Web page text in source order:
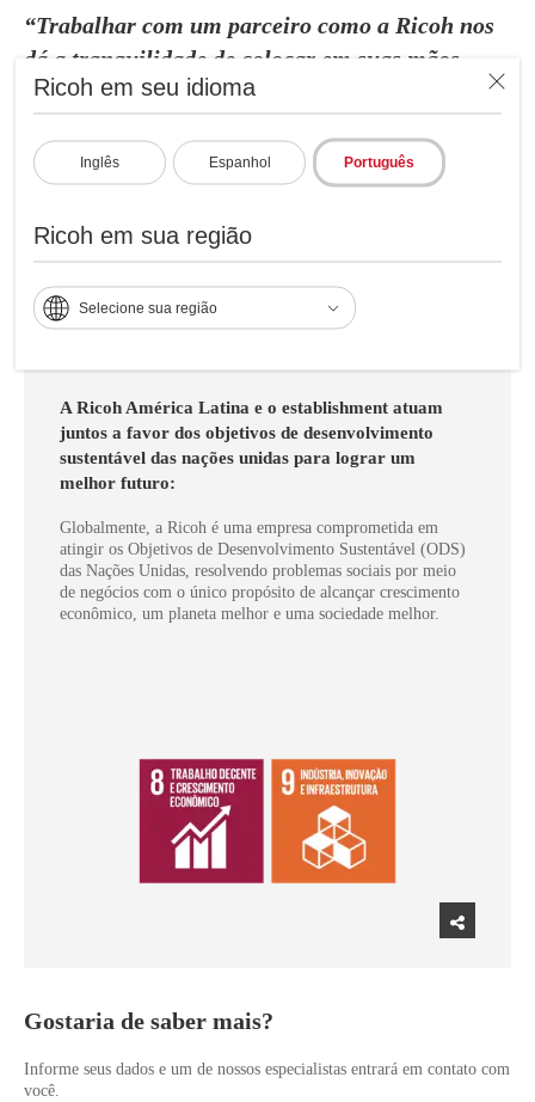
Ricoh em seu idioma
Inglês Espanhol Português
Ricoh em sua região
Selecione sua região
“Trabalhar com um parceiro como a Ricoh nos
dá a tranquilidade de colocar em suas mãos
projetos de extrema importância para nossa
profissionais, podemos dizer hoje que
desenvolvemos e implementamos com sucesso
um dos maiores projetos de nossa empresa para
este ano de 2024”.
Esteban Bonilla Chavarría
Gerente de Infraestrutura Global de TI
A Ricoh América Latina e o establishment atuam
juntos a favor dos objetivos de desenvolvimento
sustentável das nações unidas para lograr um
melhor futuro:
Globalmente, a Ricoh é uma empresa comprometida em
atingir os Objetivos de Desenvolvimento Sustentável (ODS)
das Nações Unidas, resolvendo problemas sociais por meio
de negócios com o único propósito de alcançar crescimento
econômico, um planeta melhor e uma sociedade melhor.
Gostaria de saber mais?
Informe seus dados e um de nossos especialistas entrará em contato com
você.